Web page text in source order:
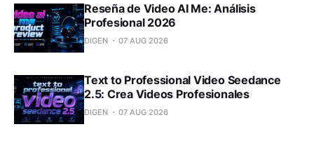
Reseña de Video AI Me: Análisis
Profesional 2026
DIGEN 07 AUG 2026
Text to Professional Video Seedance
2.5: Crea Videos Profesionales
DIGEN 07 AUG 2026